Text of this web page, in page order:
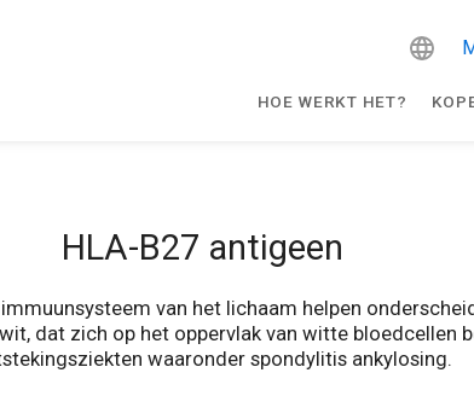
HOE WERKT HET?
HLA-B27 antigeen
van het lichaam helpen
dat zich op het oppervlak van witte bloedcellen
waaronder spondylitis ankylosing.